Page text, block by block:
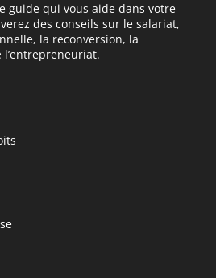
guide qui vous aide dans votre
des conseils sur le salariat,
la reconversion, la